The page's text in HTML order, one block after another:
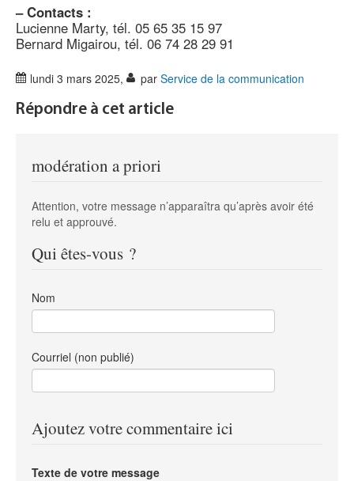
– Contacts :
Lucienne Marty, tél. 05 65 35 15 97
Bernard Migairou, tél. 06 74 28 29 91
lundi 3 mars 2025, par Service de la communication
Répondre à cet article
modération a priori
Attention, votre message n’apparaîtra qu’après avoir été
relu et approuvé.
Qui êtes-vous ?
Nom
Courriel (non publié)
Ajoutez votre commentaire ici
Texte de votre message